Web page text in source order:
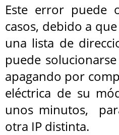
Este error puede
casos, debido a
una lista de
puede
apagando por
eléctrica de su
unos minutos,
otra IP distinta.